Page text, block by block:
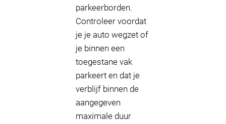
parkeerborden.
Controleer voordat
je je auto wegzet of
je binnen een
toegestane vak
parkeert en dat je
verblijf binnen de
aangegeven
maximale duur